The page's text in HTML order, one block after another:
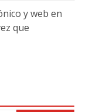
y web en
que